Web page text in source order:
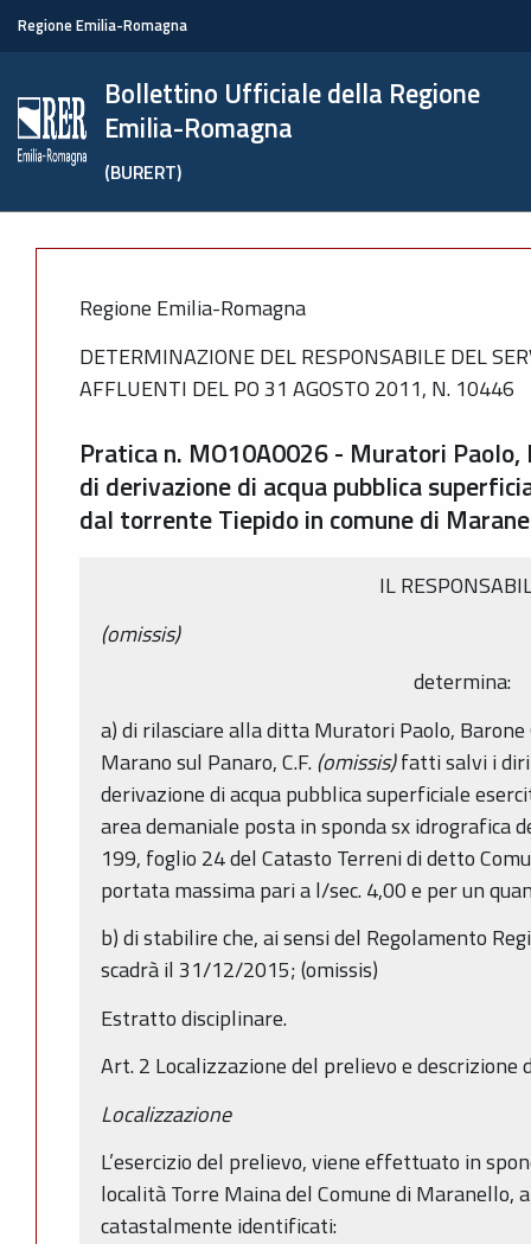
Regione Emilia-Romagna
Bollettino Ufficiale della Regione
Emilia-Romagna
(BURERT)
Regione Emilia-Romagna
DETERMINAZIONE DEL RESPONSABILE DEL
AFFLUENTI DEL PO 31 AGOSTO 2011, N. 10446
Pratica n. MO10A0026 - Muratori Paolo,
di derivazione di acqua pubblica
dal torrente Tiepido in comune di
IL
(omissis)
determina:
a) di rilasciare alla ditta Muratori Paolo,
Marano sul Panaro, C.F.(omissis)fatti salvi i
derivazione di acqua pubblica superficiale
area demaniale posta in sponda sx idrografica
199, foglio 24 del Catasto Terreni di detto
portata massima pari a l/sec. 4,00 e per un
b) di stabilire che, ai sensi del Regolamento
scadrà il 31/12/2015; (omissis)
Estratto disciplinare.
Art. 2 Localizzazione del prelievo e descrizione
Localizzazione
L’esercizio del prelievo, viene effettuato in
località Torre Maina del Comune di Maranello,
catastalmente identificati: